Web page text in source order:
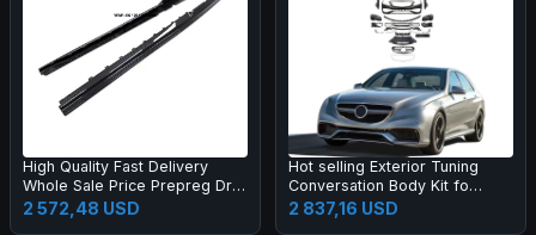
High Quality Fast Delivery
Whole Sale Price Prepreg Dry
Carbon Fiber Performance
Side Skirts for R8 2019-2023
2 572,48 USD
Hot selling Exterior Tuning
Conversation Body Kit fo
2009-2012 Auto Parts Car
2 837,16 USD